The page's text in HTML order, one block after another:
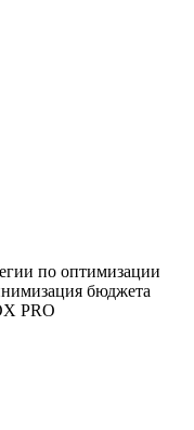
по оптимизации
бюджета
PRO